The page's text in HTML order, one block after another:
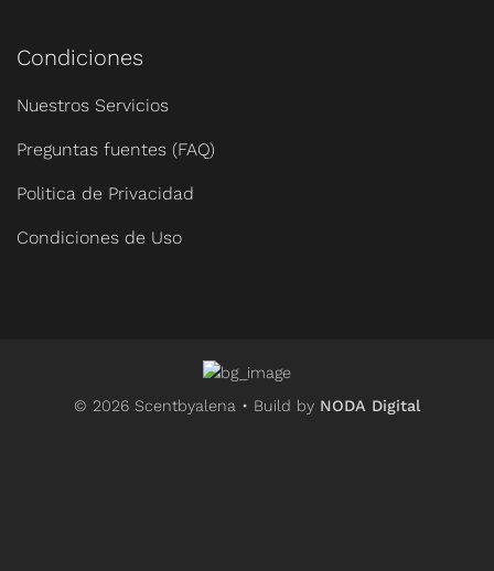
Condiciones
Nuestros Servicios
Preguntas fuentes (FAQ)
Politica de Privacidad
Condiciones de Uso
© 2026 Scentbyalena • Build by NODA Digital